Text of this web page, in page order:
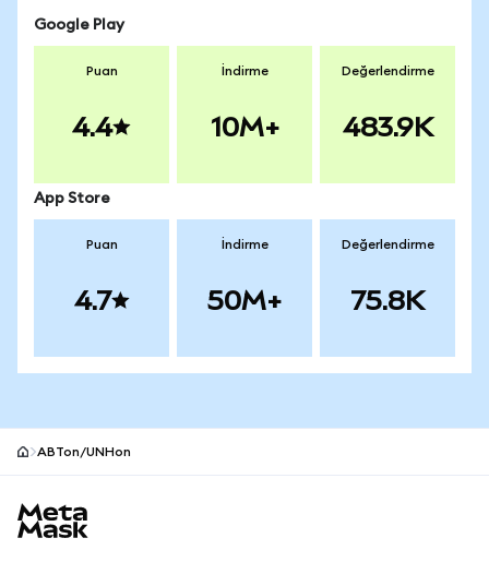
Google Play
Puan
4.4
İndirme
10M+
Değerlendirme
483.9K
App Store
Puan
4.7
İndirme
50M+
Değerlendirme
75.8K
ABTon/UNHon